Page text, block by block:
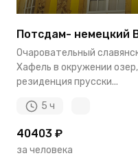
Потсдам- немецкий
Очаровательный
Хафель в окружении
резиденция прусски...
5 ч
40403 ₽
за человека